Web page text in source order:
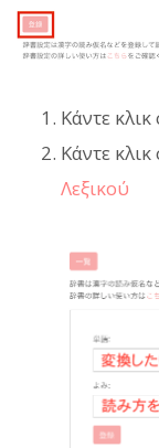
Κάντε
Κάντε
Λεξικού